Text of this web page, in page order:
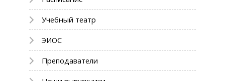
Учебный театр
ЭИОС
Преподаватели